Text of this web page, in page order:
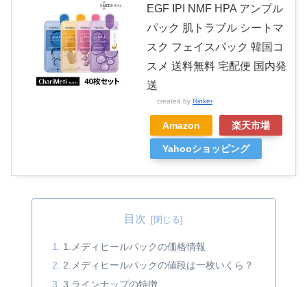
EGF IPI NMF HPA アンプル
パック 肌トラブル シートマ
スク フェイスパック 韓国コ
スメ 送料無料 宅配便 国内発
送
created by Rinker
Amazon 楽天市場
Yahooショッピング
目次
1.メディヒールパックの価格情報
2.メディヒールパックの値段は一枚いくら？
3.ラインナップの特徴